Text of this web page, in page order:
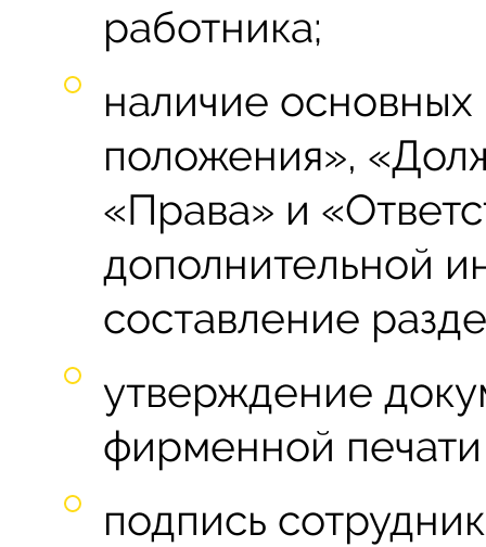
работника;
наличие
положения»,
«Права» и
дополнительной
составление
утверждение
фирменной
подпись